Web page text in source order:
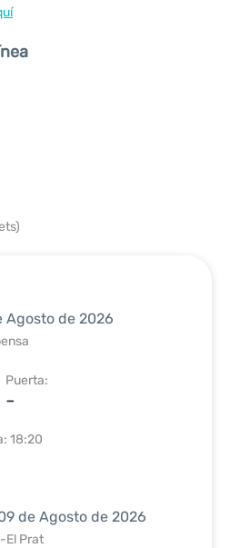
Agosto de 2026
Puerta:
-
18:20
de Agosto de 2026
El Prat